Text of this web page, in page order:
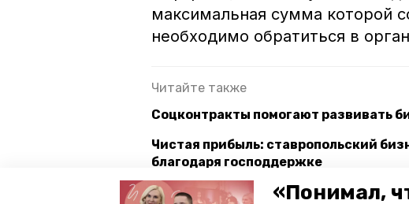
«Понимал,
максимальная сумма которой
необходимо обратиться в
Читайте также
Соцконтракты помогают развивать
Чистая прибыль: ставропольский
благодаря господдержке
Почти 3,5 тысячи соцконтрактов